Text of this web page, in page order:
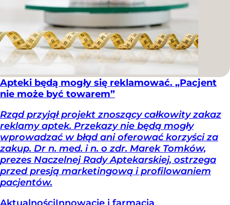
Apteki będą mogły się reklamować. „Pacjent
nie może być towarem”
Rząd przyjął projekt znoszący całkowity zakaz
reklamy aptek. Przekazy nie będą mogły
wprowadzać w błąd ani oferować korzyści za
zakup. Dr n. med. i n. o zdr. Marek Tomków,
prezes Naczelnej Rady Aptekarskiej, ostrzega
przed presją marketingową i profilowaniem
pacjentów.